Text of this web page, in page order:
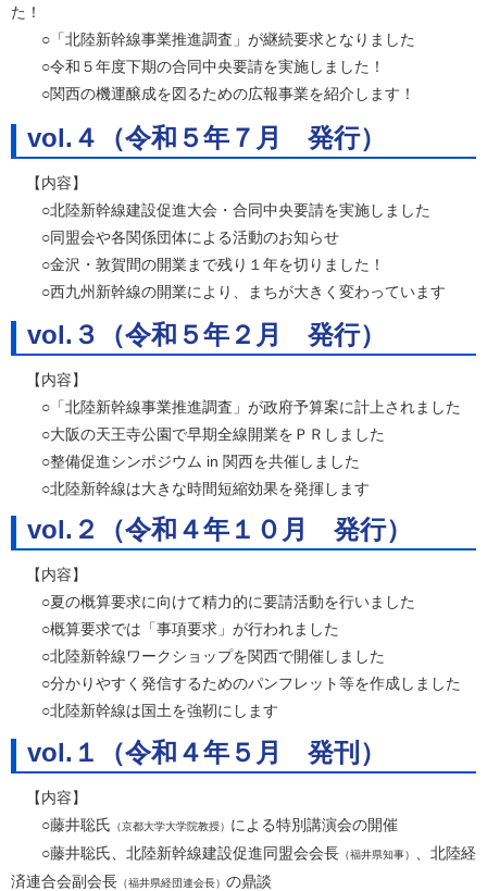
た！
○「北陸新幹線事業推進調査」が継続要求となりました
○令和５年度下期の合同中央要請を実施しました！
○関西の機運醸成を図るための広報事業を紹介します！
vol.４（令和５年７月 発行）
【内容】
○北陸新幹線建設促進大会・合同中央要請を実施しました
○同盟会や各関係団体による活動のお知らせ
○金沢・敦賀間の開業まで残り１年を切りました！
○西九州新幹線の開業により、まちが大きく変わっています
vol.３（令和５年２月 発行）
【内容】
○「北陸新幹線事業推進調査」が政府予算案に計上されました
○大阪の天王寺公園で早期全線開業をＰＲしました
○整備促進シンポジウム in 関西を共催しました
○北陸新幹線は大きな時間短縮効果を発揮します
vol.２（令和４年１０月 発行）
【内容】
○夏の概算要求に向けて精力的に要請活動を行いました
○概算要求では「事項要求」が行われました
○北陸新幹線ワークショップを関西で開催しました
○分かりやすく発信するためのパンフレット等を作成しました
○北陸新幹線は国土を強靭にします
vol.１（令和４年５月 発刊）
【内容】
○藤井聡氏 （京都大学大学院教授） による特別講演会の開催
○藤井聡氏、北陸新幹線建設促進同盟会会長 （福井県知事）
、北陸経
済連合会副会長 （福井県経団連会長） の鼎談